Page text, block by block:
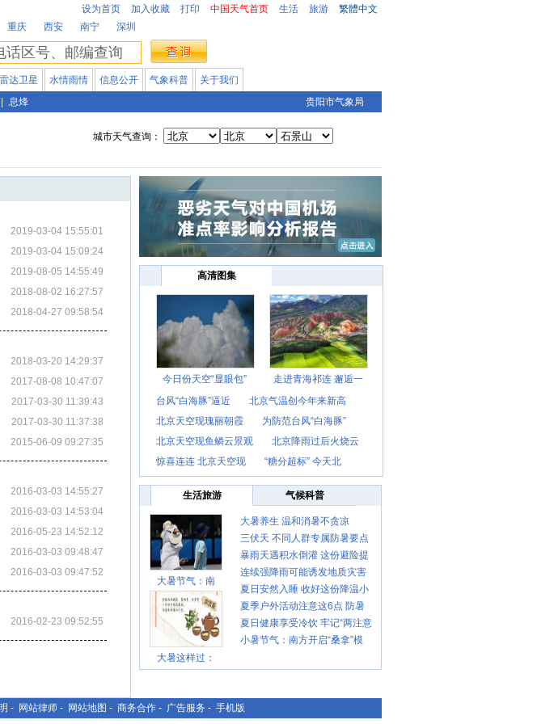
设为首页 加入收藏 打印 中国天气首页 生活 旅游
繁體中文
重庆 西安 南宁 深圳
雷达卫星 水情雨情 信息公开 气象科普
关于我们
息烽 贵阳市气象局
城市天气查询：
2019-03-04 15:55:01
2019-03-04 15:09:24
2019-08-05 14:55:49
2018-08-02 16:27:57
2018-04-27 09:58:54
2018-03-20 14:29:37
2017-08-08 10:47:07
2017-03-30 11:39:43
2017-03-30 11:37:38
2015-06-09 09:27:35
2016-03-03 14:55:27
2016-03-03 14:53:04
2016-05-23 14:52:12
2016-03-03 09:48:47
2016-03-03 09:47:52
2016-02-23 09:52:55
高清图集
今日份天空“显眼包”
走进青海祁连 邂逅一
台风“白海豚”逼近
北京气温创今年来新高
北京天空现瑰丽朝霞
为防范台风“白海豚”
北京天空现鱼鳞云景观
北京降雨过后火烧云
惊
惊喜连连 北京天空现 “糖分超标” 今天北
生活旅游 气候科普
大暑节气：南
大暑这样过：
大暑养生 温和消暑不贪凉
三伏天 不同人群专属防暑要点
请收好
暴雨天遇积水倒灌 这份避险提
示请收好
连续强降雨可能诱发地质灾害
这些前兆要知道
夏日安然入睡 收好这份降温小
贴士
夏季户外活动注意这6点 防暑
健身两不误
夏日健康享受冷饮 牢记“两注意
一控制”
小暑节气：南方开启“桑拿”模
- 网站律师 - 网站地图 - 商务合作 - 广告服务 - 手机版